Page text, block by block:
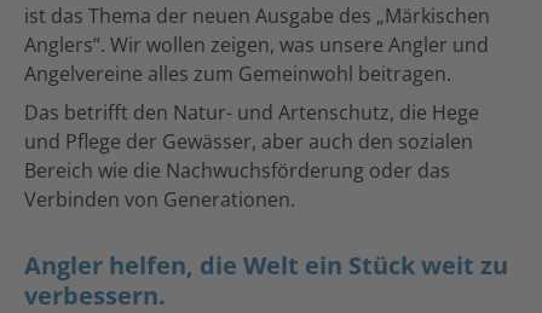
ist das Thema der neuen Ausgabe des „Märkischen
Anglers“. Wir wollen zeigen, was unsere Angler und
Angelvereine alles zum Gemeinwohl beitragen.
Das betrifft den Natur- und Artenschutz, die Hege
und Pflege der Gewässer, aber auch den sozialen
Bereich wie die Nachwuchsförderung oder das
Verbinden von Generationen.
Angler helfen, die Welt ein Stück weit zu
verbessern.